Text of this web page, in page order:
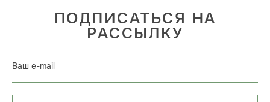
ПОДПИСАТЬСЯ НА
РАССЫЛКУ
Ваш e-mail